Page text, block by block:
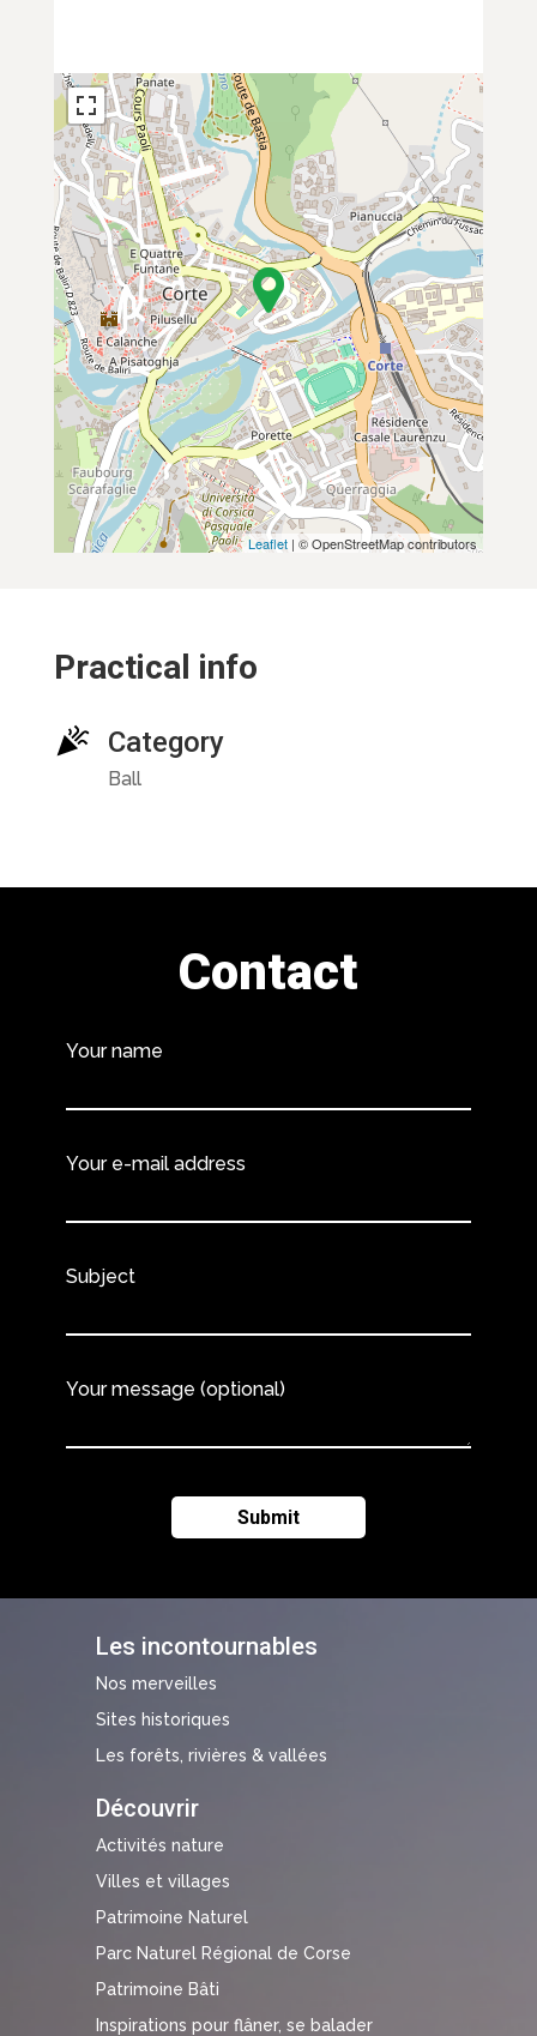
Leaflet | © OpenStreetMap contributors
Practical info
Category
Ball
Les incontournables
Nos merveilles
Sites historiques
Les forêts, rivières & vallées
Découvrir
Activités nature
Villes et villages
Patrimoine Naturel
Parc Naturel Régional de Corse
Patrimoine Bâti
Inspirations pour flâner, se balader
Contact
Your name
Your e-mail address
Subject
Your message (optional)